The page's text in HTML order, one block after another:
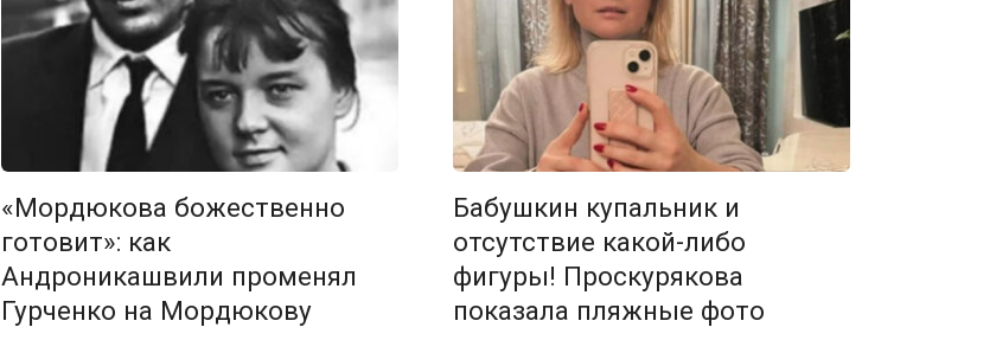
«Мордюкова божественно
готовит»: как
Андроникашвили променял
Гурченко на Мордюкову
Бабушкин купальник и
отсутствие какой-либо
фигуры! Проскурякова
показала пляжные фото